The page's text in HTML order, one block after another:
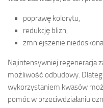
poprawę kolorytu,
redukcję blizn,
zmniejszenie
Najintensywniej regeneracja
możliwość odbudowy.
wykorzystaniem kwasów
pomóc w przeciwdziałaniu